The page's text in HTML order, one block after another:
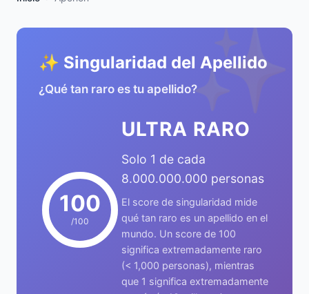
✨
✨ Singularidad del Apellido
¿Qué tan raro es tu apellido?
100
/100
ULTRA RARO
Solo 1 de cada
8.000.000.000 personas
El score de singularidad mide
qué tan raro es un apellido en el
mundo. Un score de 100
significa extremadamente raro
(< 1,000 personas), mientras
que 1 significa extremadamente